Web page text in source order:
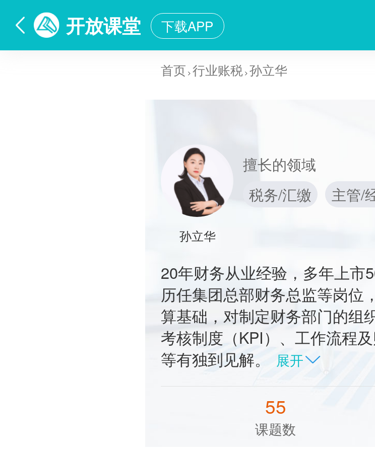
开放课堂 下载APP
首页 > 行业账税> 孙立华
孙立华
擅长的领域
税务/汇缴
主管/
20年财务从业经验，多年上市
历任集团总部财务总监等岗位
算基础，对制定财务部门的组
考核制度（KPI）、工作流程
等有独到见解。
展开
55
课题数